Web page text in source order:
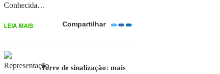
Conhecida…
LEIA MAIS Compartilhar
Torre de sinalização: mais